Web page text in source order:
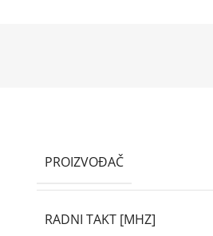
PROIZVOĐAČ
RADNI TAKT [MHZ]